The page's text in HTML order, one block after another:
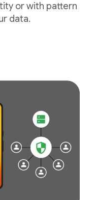
or with pattern
data.